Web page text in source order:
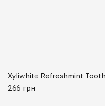
Xyliwhite Refreshmint
266 грн